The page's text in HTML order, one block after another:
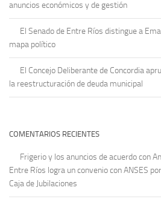
anuncios económicos y de gestión
El Senado de Entre Ríos distingue a
mapa político
El Concejo Deliberante de Concordia
la reestructuración de deuda municipal
COMENTARIOS RECIENTES
Frigerio y los anuncios de acuerdo con
Entre Ríos logra un convenio con ANSES
Caja de Jubilaciones